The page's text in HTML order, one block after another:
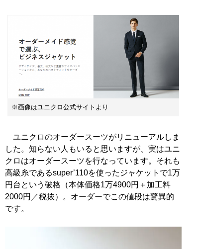
※画像はユニクロ公式サイトより
ユニクロのオーダースーツがリニューアルしま
した。知らない人もいると思いますが、実はユニ
クロはオーダースーツを行なっています。それも
高級糸であるsuper’110を使ったジャケットで1万
円台という破格（本体価格1万4900円＋加工料
2000円／税抜）。オーダーでこの値段は驚異的
です。